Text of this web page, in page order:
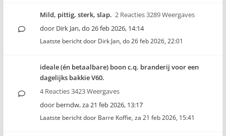
Mild, pittig, sterk, slap. 2 Reacties 3289 Weergaves
door Dirk Jan,do 26 feb 2026, 14:14
Laatste bericht door Dirk Jan, do 26 feb 2026, 22:01
ideale (én betaalbare) boon c.q. branderij voor een
dagelijks bakkie V60.
4 Reacties 3423 Weergaves
door berndw,za 21 feb 2026, 13:17
Laatste bericht door Barre Koffie, za 21 feb 2026, 15:41